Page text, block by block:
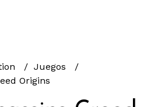
Juegos
Origins